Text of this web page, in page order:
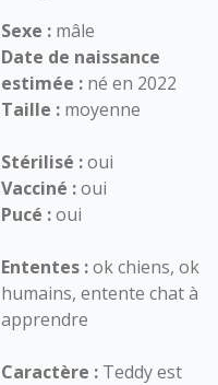
Sexe : mâle
Date de naissance
estimée : né en 2022
Taille : moyenne
Stérilisé :oui
Vacciné :oui
Pucé :oui
Ententes :ok chiens, ok
humains, entente chat à
apprendre
Caractère : Teddy est